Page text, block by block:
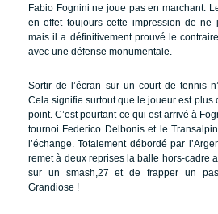
Fabio Fognini ne joue pas en marchant.
en effet toujours cette impression de ne
mais il a définitivement prouvé le
avec une défense monumentale.
Sortir de l’écran sur un court de tennis
Cela signifie surtout que le joueur est plus
point. C’est pourtant ce qui est arrivé à
tournoi Federico Delbonis et le
l’échange. Totalement débordé par
remet à deux reprises la balle hors-cadre
sur un smash,27 et de frapper un
Grandiose !